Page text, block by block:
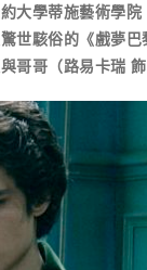
學蒂施藝術學院
世駭俗的《戲夢巴
哥哥（路易卡瑞